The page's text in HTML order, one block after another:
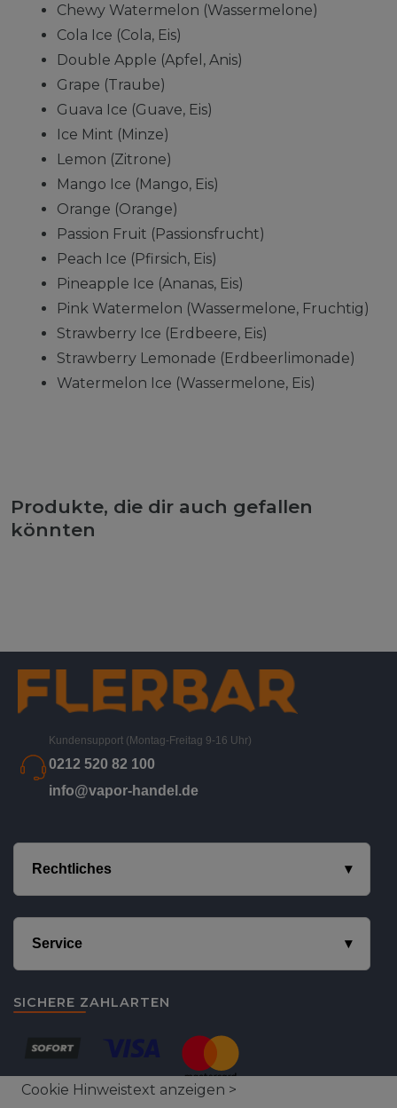
Chewy Watermelon (Wassermelone)
Cola Ice (Cola, Eis)
Double Apple (Apfel, Anis)
Grape (Traube)
Guava Ice (Guave, Eis)
Ice Mint (Minze)
Lemon (Zitrone)
Mango Ice (Mango, Eis)
Orange (Orange)
Passion Fruit (Passionsfrucht)
Peach Ice (Pfirsich, Eis)
Pineapple Ice (Ananas, Eis)
Pink Watermelon (Wassermelone, Fruchtig)
Strawberry Ice (Erdbeere, Eis)
Strawberry Lemonade (Erdbeerlimonade)
Watermelon Ice (Wassermelone, Eis)
Produkte, die dir auch gefallen
könnten
Kundensupport (Montag-Freitag 9-16 Uhr)
0212 520 82 100
info@vapor-handel.de
Rechtliches
Service
SICHERE ZAHLARTEN
Cookie Hinweistext anzeigen >